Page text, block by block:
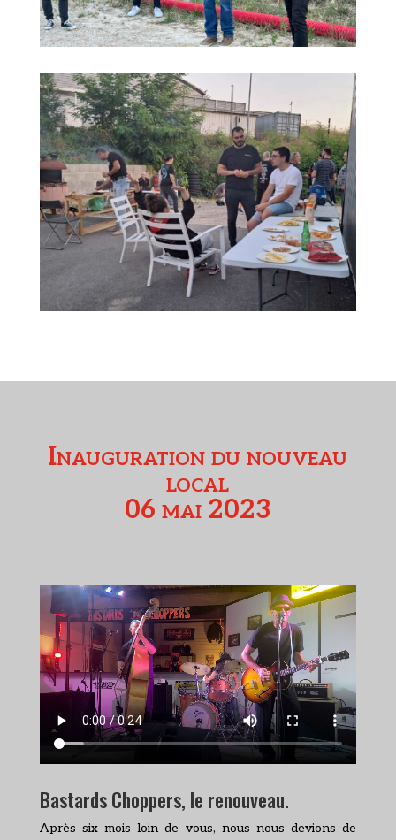
Inauguration du nouveau
local
06 mai 2023
Bastards Choppers, le renouveau.
Après six mois loin de vous, nous nous devions de